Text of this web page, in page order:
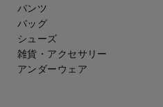
パンツ
バッグ
シューズ
雑貨・アクセサリー
アンダーウェア